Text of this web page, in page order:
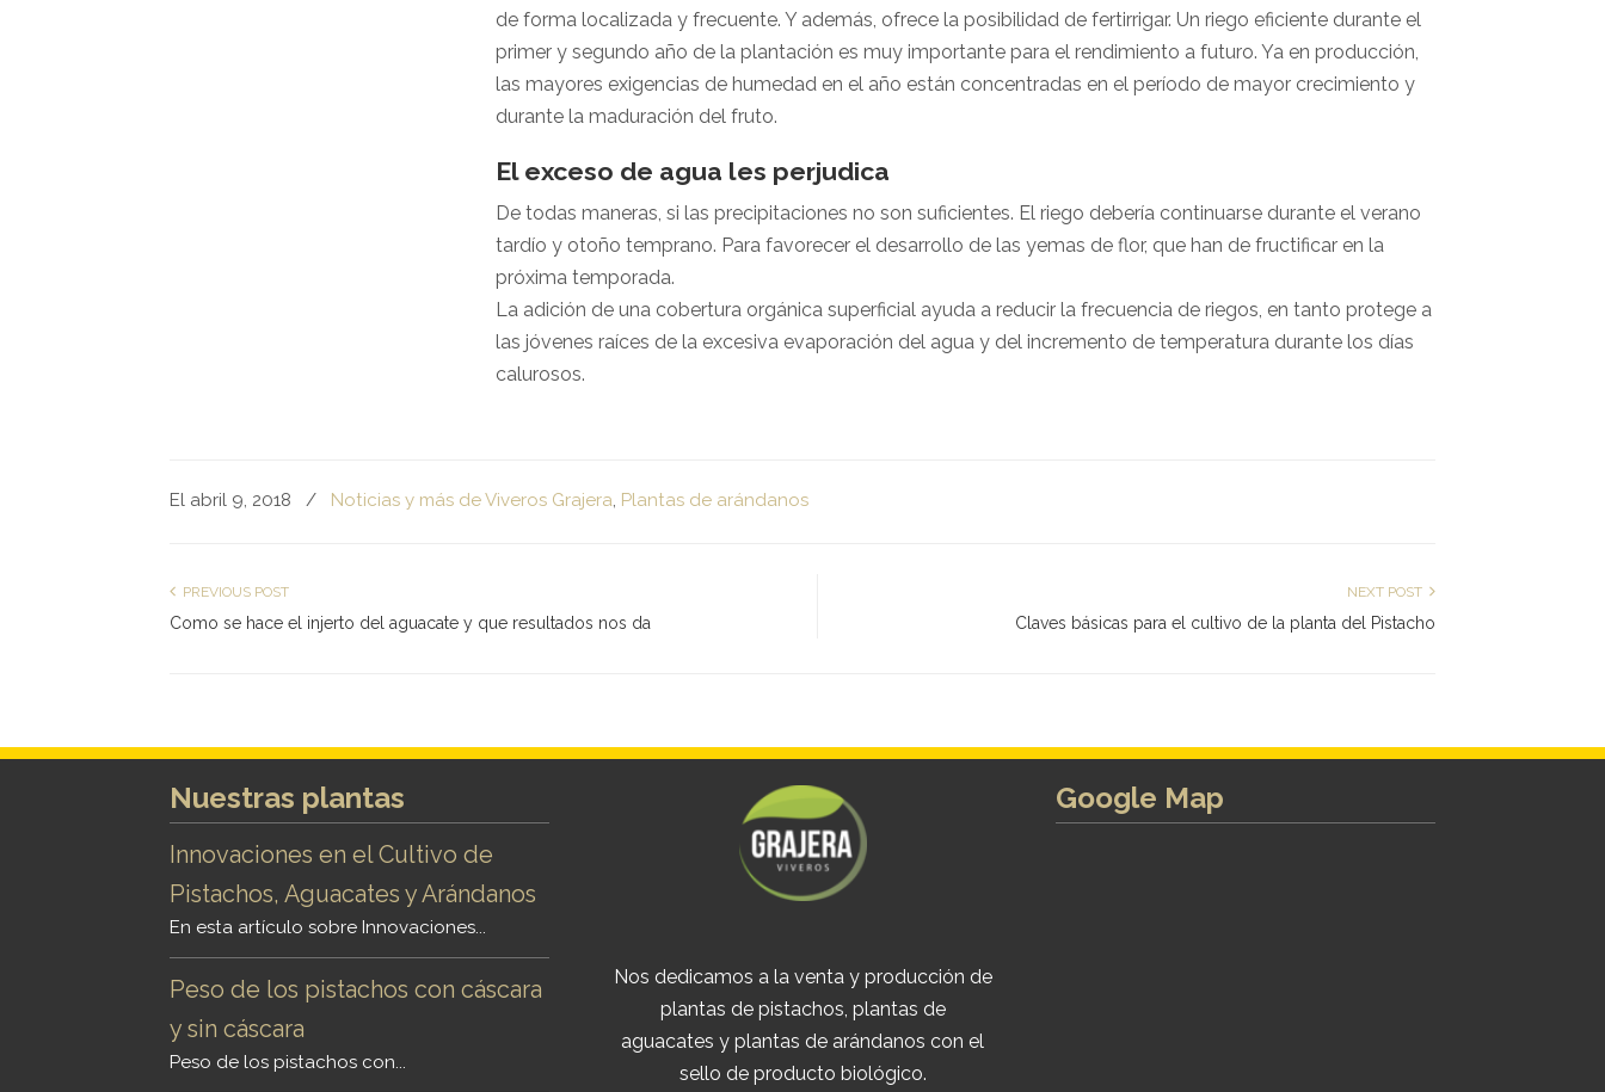
de forma localizada y frecuente. Y además, ofrece la posibilidad de fertirrigar. Un riego eficiente durante el
primer y segundo año de la plantación es muy importante para el rendimiento a futuro. Ya en producción,
las mayores exigencias de humedad en el año están concentradas en el período de mayor crecimiento y
durante la maduración del fruto.
El exceso de agua les perjudica
De todas maneras, si las precipitaciones no son suficientes. El riego debería continuarse durante el verano
tardío y otoño temprano. Para favorecer el desarrollo de las yemas de flor, que han de fructificar en la
próxima temporada.
La adición de una cobertura orgánica superficial ayuda a reducir la frecuencia de riegos, en tanto protege a
las jóvenes raíces de la excesiva evaporación del agua y del incremento de temperatura durante los días
calurosos.
El abril 9, 2018 / Noticias y más de Viveros Grajera, Plantas de arándanos
PREVIOUS POST
Como se hace el injerto del aguacate y que resultados nos da
NEXT POST
Claves básicas para el cultivo de la planta del Pistacho
Nuestras plantas
Innovaciones en el Cultivo de
Pistachos, Aguacates y Arándanos
En esta artículo sobre Innovaciones...
Peso de los pistachos con cáscara
y sin cáscara
Peso de los pistachos con...
Nos dedicamos a la venta y producción de
plantas de pistachos, plantas de
aguacates y plantas de arándanos con el
sello de producto biológico.
Google Map